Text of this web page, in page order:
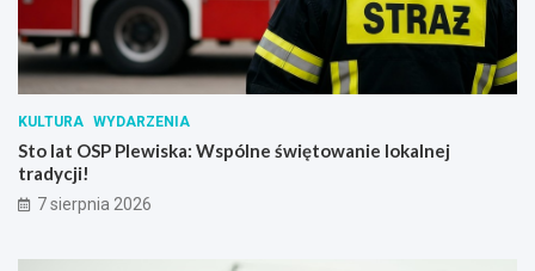
KULTURA WYDARZENIA
Sto lat OSP Plewiska: Wspólne świętowanie lokalnej
tradycji!
7 sierpnia 2026